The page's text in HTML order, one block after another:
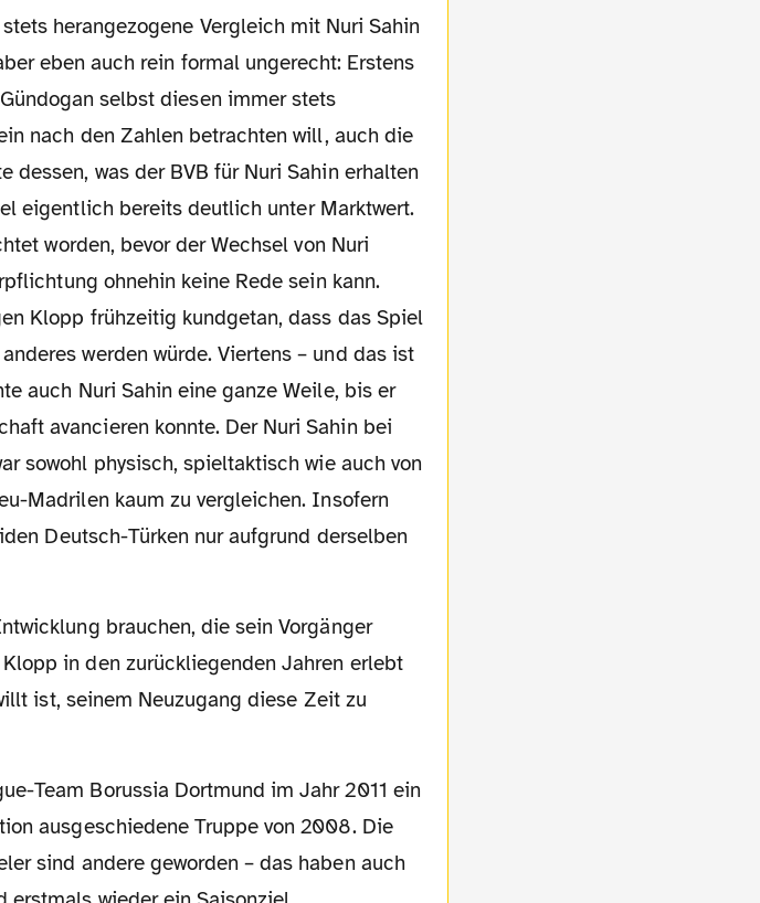
eben auch rein formal ungerecht: Erstens
selbst diesen immer stets
nach den Zahlen betrachten will, auch die
was der BVB für Nuri Sahin erhalten
eigentlich bereits deutlich unter Marktwert.
worden, bevor der Wechsel von Nuri
ohnehin keine Rede sein kann.
Klopp frühzeitig kundgetan, dass das Spiel
werden würde. Viertens – und das ist
auch Nuri Sahin eine ganze Weile, bis er
avancieren konnte. Der Nuri Sahin bei
sowohl physisch, spieltaktisch wie auch von
Madrilen kaum zu vergleichen. Insofern
Deutsch-Türken nur aufgrund derselben
in den zurückliegenden Jahren erlebt
ist, seinem Neuzugang diese Zeit zu
ausgeschiedene Truppe von 2008. Die
sind andere geworden – das haben auch